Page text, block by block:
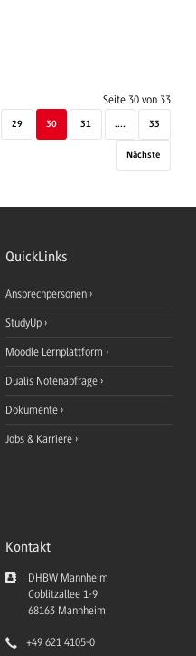
Seite 30 von 33
29 30 31 .... 33
Nächste
QuickLinks
Ansprechpersonen
StudyUp
Moodle Lernplattform
Dualis Notenabfrage
Dokumente
Jobs & Karriere
Kontakt
DHBW Mannheim
Coblitzallee 1-9
68163 Mannheim
+49 621 4105-0